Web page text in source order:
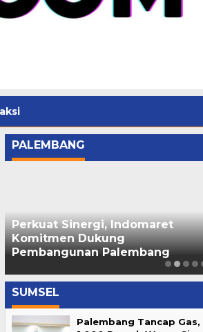
PALEMBANG
Perkuat Sinergi, Indomaret
Komitmen Dukung
Pembangunan Palembang
SUMSEL
Palembang Tancap Gas,